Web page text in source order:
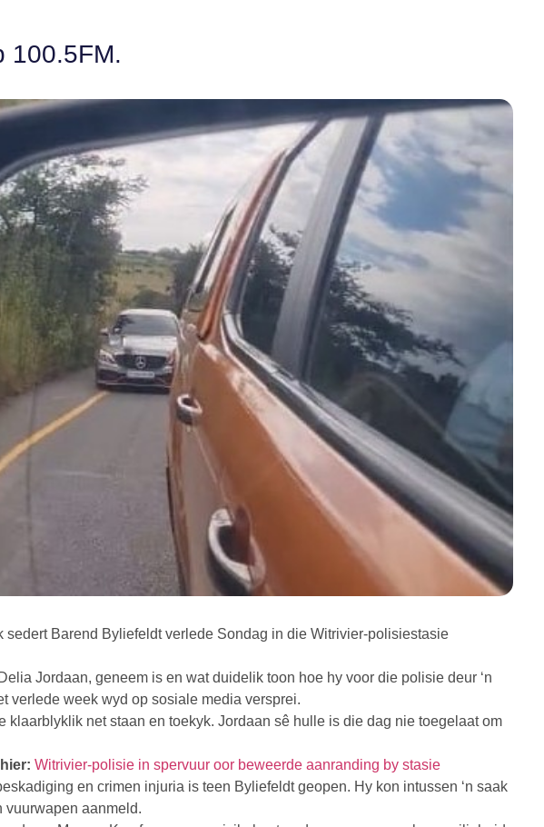
100.5FM.
sedert Barend Byliefeldt verlede Sondag in die Witrivier-polisiestasie
Jordaan, geneem is en wat duidelik toon hoe hy voor die polisie deur ‘n
verlede week wyd op sosiale media versprei.
klaarblyklik net staan en toekyk. Jordaan sê hulle is die dag nie toegelaat om
Witrivier-polisie in spervuur oor beweerde aanranding by stasie
en crimen injuria is teen Byliefeldt geopen. Hy kon intussen ‘n saak
vuurwapen aanmeld.